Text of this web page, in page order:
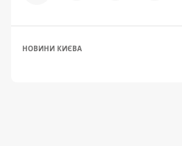
НОВИНИ КИЄВА